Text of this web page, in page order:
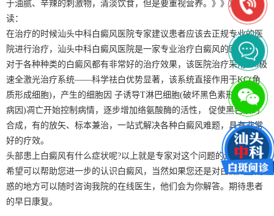
于油腻、辛辣的刺激物，清淡饮食，但是要重视营养。》》》推荐阅
读：
在治疗的时候汕头中科白癜风医院专家建议患者应该去正规专业的医
院进行治疗，汕头中科白癜风医院是一家专业治疗白癜风的医院，它
对于各种种类的白癜风都有非常好的治疗效果，该医院治疗采用308极
速全激光治疗系统——科学祛白优势显著，该系统直接作用于KC(角
质形成细胞)，产生的细胞因 子诱导T淋巴细胞(破坏黑色素形成的致
病因)凋亡开始控制病情，逐步增加络氨酸酶的活性， 促使黑色素的
合成，有的放矢、标本兼治，一站式解决各种白癜风难题，具有非常
好的疗效。
头部患上白癜风有什么症状呢?以上就是专家对这个问题的详细介绍，
希望可以帮助您进一步的认识白癜风，当然如果您还是对白癜风有疑
惑的地方可以随时咨询我院的在线医生，他们会为你解答。期待患者
的早日康复。